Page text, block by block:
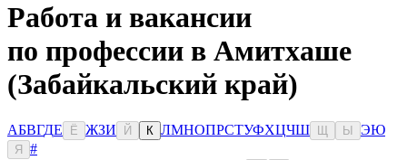
Работа и вакансии
по профессии в Амитхаше
(Забайкальский край)
АБВГДЕ Ё ЖЗИ Й К ЛМНОПРСТУФХЦЧШ Ы ЭЮ
Я
#